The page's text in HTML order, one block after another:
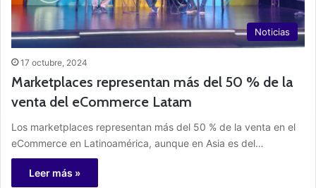
Noticias
17 octubre, 2024
Marketplaces representan más del 50 % de la
venta del eCommerce Latam
Los marketplaces representan más del 50 % de la venta en el
eCommerce en Latinoamérica, aunque en Asia es del…
Leer más »